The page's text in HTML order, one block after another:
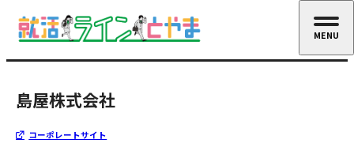
島屋株式会社
コーポレートサイト
MENU